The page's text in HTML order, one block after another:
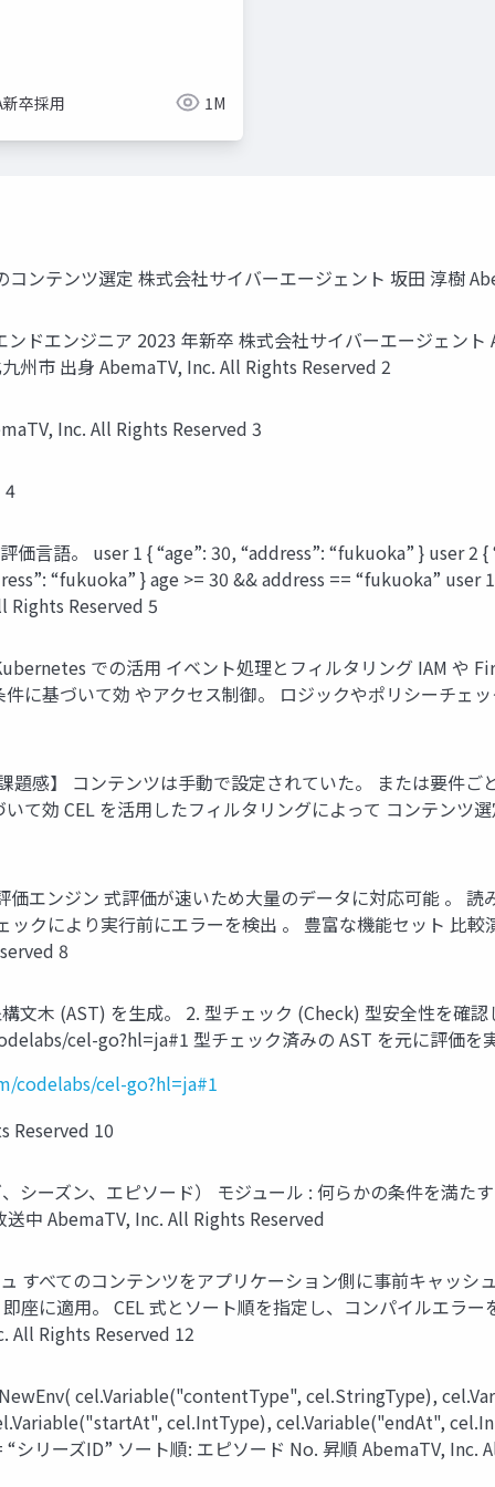
卒採用 1M
コンテンツ選定 株式会社サイバーエージェント 坂田 淳樹
ドエンジニア 2023 年新卒 株式会社サイバーエージェン
州市 出身 AbemaTV, Inc. All Rights Reserved 2
Inc. All Rights Reserved 3
4
価言語。 user 1 { “age”: 30, “address”: “fukuoka” } user 2
“fukuoka” } age >= 30 && address == “fukuoka” user
Rights Reserved 5
での活用 イベント処理とフィルタリング IAM や
に基づいて効 やアクセス制御。 ロジックやポリシーチェ
題感】 コンテンツは手動で設定されていた。 または要件
て効 CEL を活用したフィルタリングによって コンテンツ
価エンジン 式評価が速いため大量のデータに対応可能 。
クにより実行前にエラーを検出 。 豊富な機能セット 比
8
文木 (AST) を生成。 2. 型チェック (Check) 型安全性を確
cel-go?hl=ja#1 型チェック済みの AST を元に評価を
codelabs/cel-go?hl=ja#1
Reserved 10
シーズン、エピソード） モジュール : 何らかの条件を満た
中 AbemaTV, Inc. All Rights Reserved
すべてのコンテンツをアプリケーション側に事前キャッシ
座に適用。 CEL 式とソート順を指定し、コンパイルエラ
All Rights Reserved 12
cel.Variable("contentType", cel.StringType),
cel.IntType), cel.Variable("endAt",
リーズID” ソート順: エピソード No. 昇順 AbemaTV, Inc.